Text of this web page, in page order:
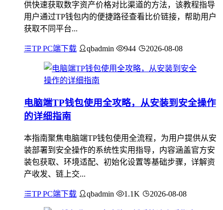
供快速获取数字资产价格对比渠道的方法，该教程指导
用户通过TP钱包内的便捷路径查看比价链接，帮助用户
获取不同平台...
TP PC端下载 qbadmin 944 2026-08-08
电脑端TP钱包使用全攻略，从安装到安全操作
的详细指南
本指南聚焦电脑端TP钱包使用全流程，为用户提供从安
装部署到安全操作的系统性实用指导，内容涵盖官方安
装包获取、环境适配、初始化设置等基础步骤，详解资
产收发、链上交...
TP PC端下载 qbadmin 1.1K 2026-08-08